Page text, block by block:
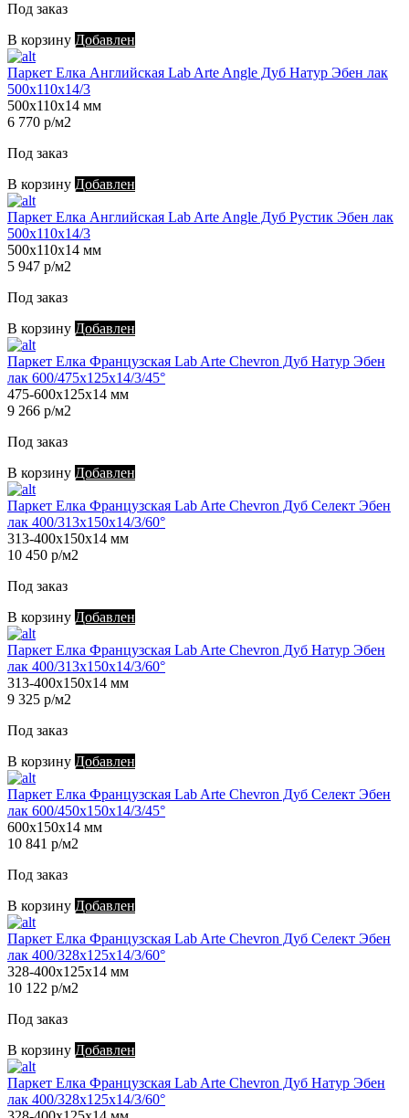
Под заказ
В корзину Добавлен
Паркет Елка Английская Lab Arte Angle Дуб Натур Эбен лак
500х110х14/3
500х110х14 мм
6 770 р/м2
Под заказ
В корзину Добавлен
Паркет Елка Английская Lab Arte Angle Дуб Рустик Эбен лак
500х110х14/3
500х110х14 мм
5 947 р/м2
Под заказ
В корзину Добавлен
Паркет Елка Французская Lab Arte Chevron Дуб Натур Эбен
лак 600/475х125х14/3/45°
475-600х125х14 мм
9 266 р/м2
Под заказ
В корзину Добавлен
Паркет Елка Французская Lab Arte Chevron Дуб Селект Эбен
лак 400/313х150х14/3/60°
313-400х150х14 мм
10 450 р/м2
Под заказ
В корзину Добавлен
Паркет Елка Французская Lab Arte Chevron Дуб Натур Эбен
лак 400/313х150х14/3/60°
313-400х150х14 мм
9 325 р/м2
Под заказ
В корзину Добавлен
Паркет Елка Французская Lab Arte Chevron Дуб Селект Эбен
лак 600/450х150х14/3/45°
600х150х14 мм
10 841 р/м2
Под заказ
В корзину Добавлен
Паркет Елка Французская Lab Arte Chevron Дуб Селект Эбен
лак 400/328х125х14/3/60°
328-400х125х14 мм
10 122 р/м2
Под заказ
В корзину Добавлен
Паркет Елка Французская Lab Arte Chevron Дуб Натур Эбен
лак 400/328х125х14/3/60°